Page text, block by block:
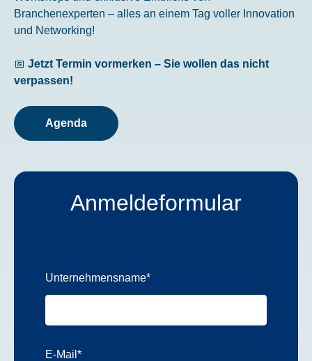
Branchenexperten – alles an einem Tag voller Innovation
und Networking!
📅 Jetzt Termin vormerken – Sie wollen das nicht
verpassen!
Agenda
Anmeldeformular
Unternehmensname*
E-Mail *